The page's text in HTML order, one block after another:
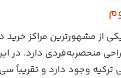
از مشهور‌‌ترین مراکز خرید
منحصربه‌فردی دارد. در
ترکیه وجود دارد و تقریباً